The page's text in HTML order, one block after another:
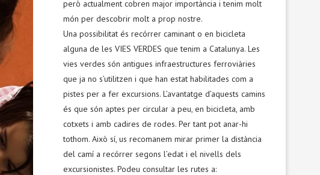
però actualment cobren major importància i tenim molt
món per descobrir molt a prop nostre.
Una possibilitat és recórrer caminant o en bicicleta
alguna de les VIES VERDES que tenim a Catalunya. Les
vies verdes són antigues infraestructures ferroviàries
que ja no s’utilitzen i que han estat habilitades com a
pistes per a fer excursions. L’avantatge d’aquests camins
és que són aptes per circular a peu, en bicicleta, amb
cotxets i amb cadires de rodes. Per tant pot anar-hi
tothom. Això sí, us recomanem mirar primer la distància
del camí a recórrer segons l’edat i el nivells dels
excursionistes. Podeu consultar les rutes a: